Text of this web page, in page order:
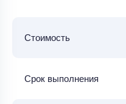
Стоимость
Срок выполнения